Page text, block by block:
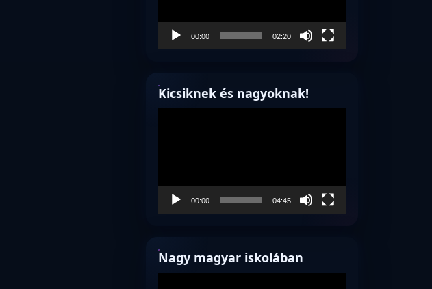
00:00 02:20
Kicsiknek és nagyoknak!
00:00 04:45
Nagy magyar iskolában